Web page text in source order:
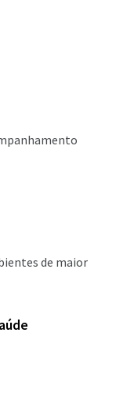
de maior